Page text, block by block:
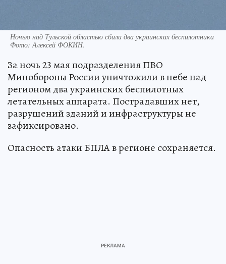
Ночью над Тульской областью сбили два украинских беспилотника
Фото:Алексей ФОКИН.
За ночь 23 мая подразделения ПВО
Минобороны России уничтожили в небе над
регионом два украинских беспилотных
летательных аппарата. Пострадавших нет,
разрушений зданий и инфраструктуры не
зафиксировано.
Опасность атаки БПЛА в регионе сохраняется.